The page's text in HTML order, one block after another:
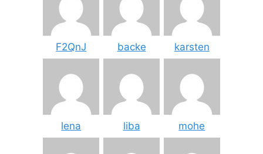
F2QnJ backe karsten
lena liba mohe